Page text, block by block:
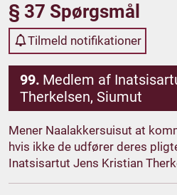
§ 37 Spørgsmål
Tilmeld notifikationer
99. Medlem af
Therkelsen, Siumut
Mener Naalakkersuisut at
hvis ikke de udfører deres
Inatsisartut Jens Kristian